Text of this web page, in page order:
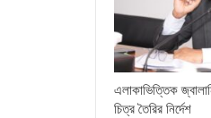
এলাকাভিত্তিক
চিত্র তৈরির নির্দেশ